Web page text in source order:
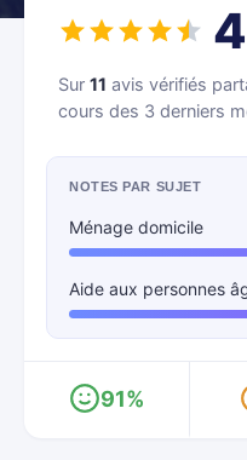
Sur 11 avis vérifiés
cours des 3 derniers
NOTES PAR SUJET
Ménage domicile
Aide aux personnes
91%